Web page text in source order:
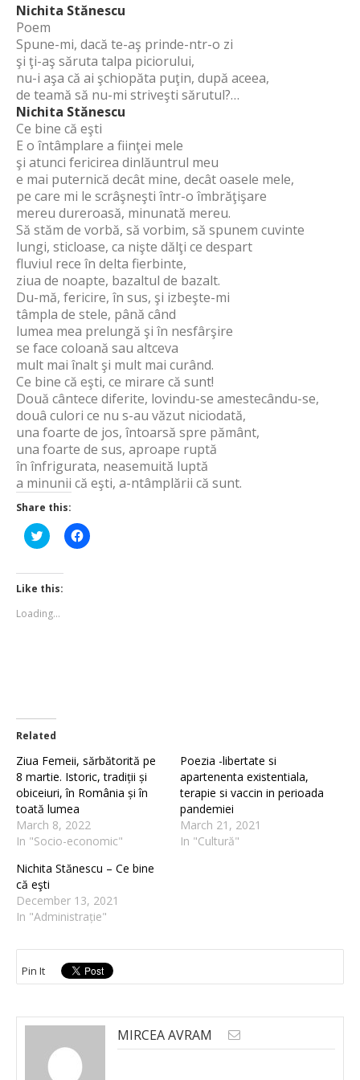
Nichita Stănescu
Poem
Spune-mi, dacă te-aş prinde-ntr-o zi
şi ţi-aş săruta talpa piciorului,
nu-i aşa că ai şchiopăta puţin, după aceea,
de teamă să nu-mi striveşti sărutul?…
Nichita Stănescu
Ce bine că eşti
E o întâmplare a fiinţei mele
şi atunci fericirea dinlăuntrul meu
e mai puternică decât mine, decât oasele mele,
pe care mi le scrâşneşti într-o îmbrăţişare
mereu dureroasă, minunată mereu.
Să stăm de vorbă, să vorbim, să spunem cuvinte
lungi, sticloase, ca nişte dălţi ce despart
fluviul rece în delta fierbinte,
ziua de noapte, bazaltul de bazalt.
Du-mă, fericire, în sus, şi izbeşte-mi
tâmpla de stele, până când
lumea mea prelungă şi în nesfârşire
se face coloană sau altceva
mult mai înalt şi mult mai curând.
Ce bine că eşti, ce mirare că sunt!
Două cântece diferite, lovindu-se amestecându-se,
douâ culori ce nu s-au văzut niciodată,
una foarte de jos, întoarsă spre pământ,
una foarte de sus, aproape ruptă
în înfrigurata, neasemuită luptă
a minunii că eşti, a-ntâmplării că sunt.
Share this:
Click
to
Twitter
(Opens
in
window)
Click
to
Like this:
Loading...
Related
Ziua Femeii, sărbătorită pe
8 martie. Istoric, tradiții și
obiceiuri, în România și în
toată lumea
March 8, 2022
In "Socio-economic"
Poezia -libertate si
apartenenta existentiala,
terapie si vaccin in perioada
pandemiei
March 21, 2021
In "Cultură"
Nichita Stănescu – Ce bine
că eşti
December 13, 2021
In "Administrație"
Pin It
MIRCEA AVRAM